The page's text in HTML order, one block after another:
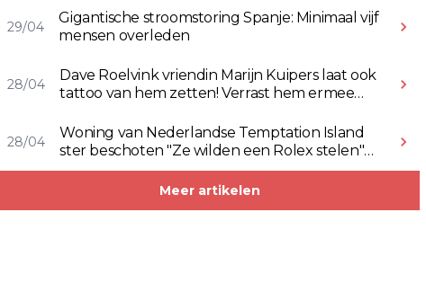
29/04
Gigantische stroomstoring Spanje: Minimaal vijf
mensen overleden
28/04
Dave Roelvink vriendin Marijn Kuipers laat ook
tattoo van hem zetten! Verrast hem ermee
28/04
Woning van Nederlandse Temptation Island
ster beschoten "Ze wilden een Rolex stelen"
(Video)
Meer artikelen